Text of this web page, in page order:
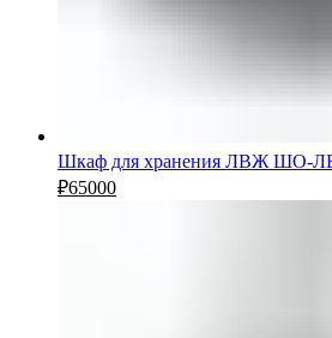
Шкаф для хранения ЛВЖ ШО-
₽65000